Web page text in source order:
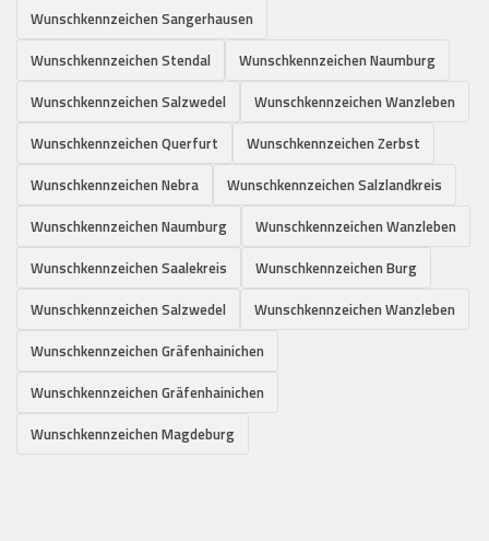
Wunschkennzeichen Sangerhausen
Wunschkennzeichen Stendal
Wunschkennzeichen Naumburg
Wunschkennzeichen Salzwedel
Wunschkennzeichen Wanzleben
Wunschkennzeichen Querfurt
Wunschkennzeichen Zerbst
Wunschkennzeichen Nebra
Wunschkennzeichen Salzlandkreis
Wunschkennzeichen Naumburg
Wunschkennzeichen Wanzleben
Wunschkennzeichen Saalekreis
Wunschkennzeichen Burg
Wunschkennzeichen Salzwedel
Wunschkennzeichen Wanzleben
Wunschkennzeichen Gräfenhainichen
Wunschkennzeichen Gräfenhainichen
Wunschkennzeichen Magdeburg